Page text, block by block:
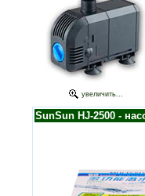
увеличить...
SunSun HJ-2500 -